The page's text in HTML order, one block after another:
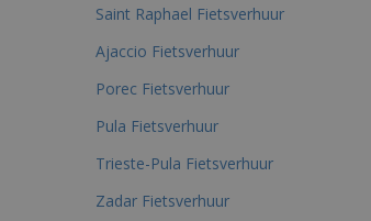
Saint Raphael Fietsverhuur
Ajaccio Fietsverhuur
Porec Fietsverhuur
Pula Fietsverhuur
Trieste-Pula Fietsverhuur
Zadar Fietsverhuur